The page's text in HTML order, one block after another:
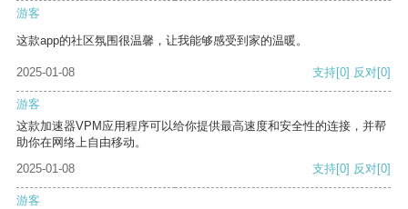
游客
这款app的社区氛围很温馨，让我能够感受到家的温暖。
2025-01-08 支持[0] 反对[0]
游客
这款加速器VPM应用程序可以给你提供最高速度和安全性的连接，并帮
助你在网络上自由移动。
2025-01-08
支持[0] 反对[0]
游客